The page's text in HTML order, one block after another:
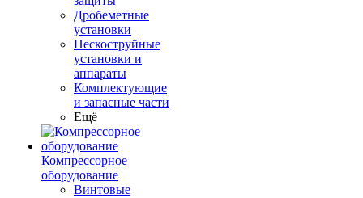
Дробеметные
установки
Пескоструйные
установки и
аппараты
Комплектующие
и запасные части
Ещё
Компрессорное
оборудование
Винтовые